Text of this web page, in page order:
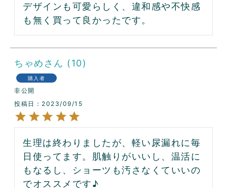
デザインも可愛らしく、違和感や不快感
も無く買って良かったです。
ちゃめ 10
購入者
非公開
投稿日
2023/09/15
生理は終わりましたが、軽い尿漏れに毎
日使ってます。肌触りがいいし、温活に
もなるし、ショーツも汚さなくていいの